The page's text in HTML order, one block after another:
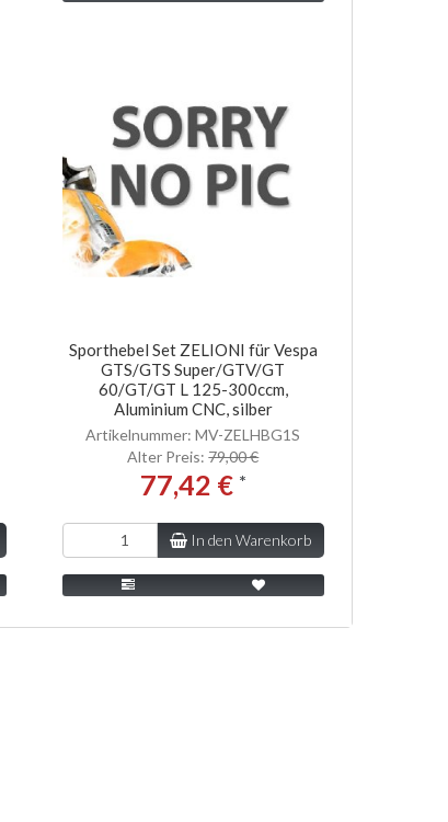
Sporthebel Set ZELIONI für Vespa
GTS/GTS Super/GTV/GT
60/GT/GT L 125-300ccm,
Aluminium CNC, silber
Artikelnummer: MV-ZELHBG1S
Alter Preis:79,00 €
77,42 € *
In den Warenkorb